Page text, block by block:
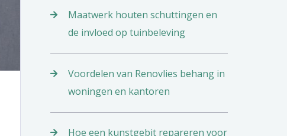
Maatwerk houten schuttingen en
de invloed op tuinbeleving
Voordelen van Renovlies behang in
woningen en kantoren
Hoe een kunstgebit repareren voor